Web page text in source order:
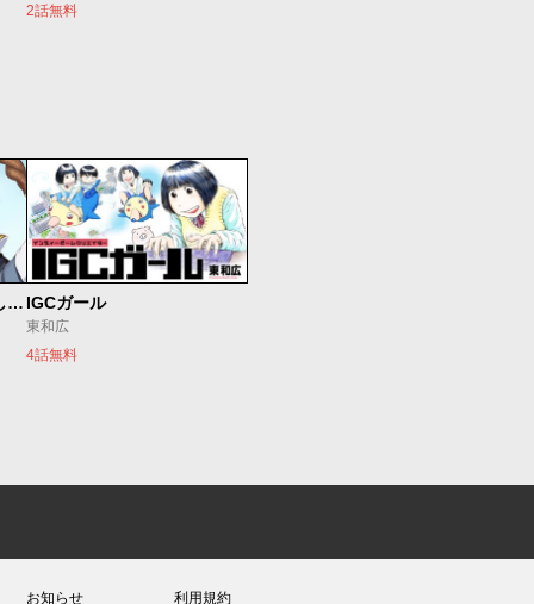
2話無料
世界最強の魔女、始めました ～私だけ『攻略サイト』を見れる世界で自由に生きます～ IGCガール
東和広
4話無料
お知らせ 利用規約